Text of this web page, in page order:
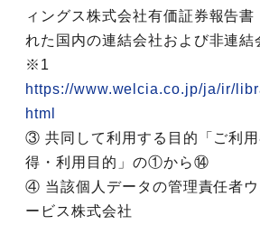
ィングス株式会社有価証券報告
れた国内の連結会社および非連結
※1
https://www.welcia.co.jp/ja/ir/
html
③ 共同して利用する目的「ご利
得・利用目的」の①から⑭
④ 当該個人データの管理責任者
ービス株式会社